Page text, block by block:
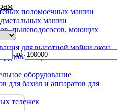
поломоечных машин
машин
пылеводососов, моющих
для высотной мойки окон
для высотной мойки
оборудование
для бахил и аппаратов для
тележек
до